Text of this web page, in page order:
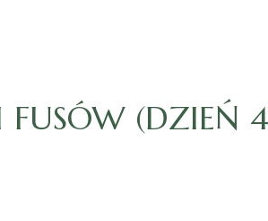
(DZIEŃ